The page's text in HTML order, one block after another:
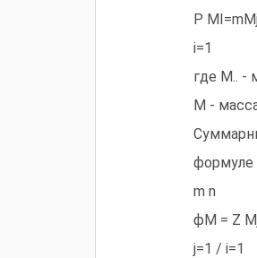
Р
i=1
где М.. -
M -
формуле
m n
фМ = Z
j=1 / i=1